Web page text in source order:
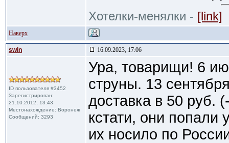
Хотелки-менялки - [link]
Наверх
swin 16.09.2023, 17:06
ID пользователя #3452
Зарегистрирован:
21.10.2012, 13:43
Местонахождение: Воронеж
Сообщений: 3293
Ура, товарищи! 6
струны. 13
доставка в 50 руб.
кстати, они попали
их носило по